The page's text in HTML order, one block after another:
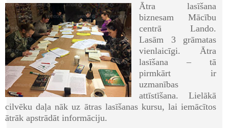
Ātra lasīšana
biznesam Mācību
centrā Lando.
Lasām 3 grāmatas
vienlaicīgi. Ātra
lasīšana – tā
pirmkārt ir
uzmanības
attīstīšana. Lielākā
cilvēku daļa nāk uz ātras lasīšanas kursu, lai iemācītos
ātrāk apstrādāt informāciju.